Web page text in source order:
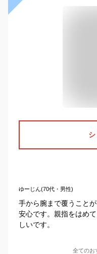
ゆーじん(70代・男性)
手から腕まで覆うこと
安心です。親指をはめ
しいです。
全てのお